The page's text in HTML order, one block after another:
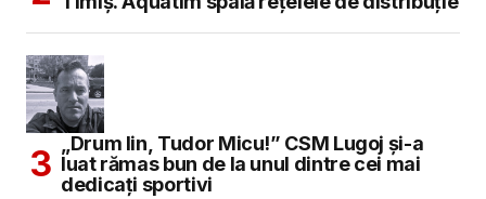
„Drum lin, Tudor Micu!” CSM Lugoj și-a
luat rămas bun de la unul dintre cei mai
dedicați sportivi